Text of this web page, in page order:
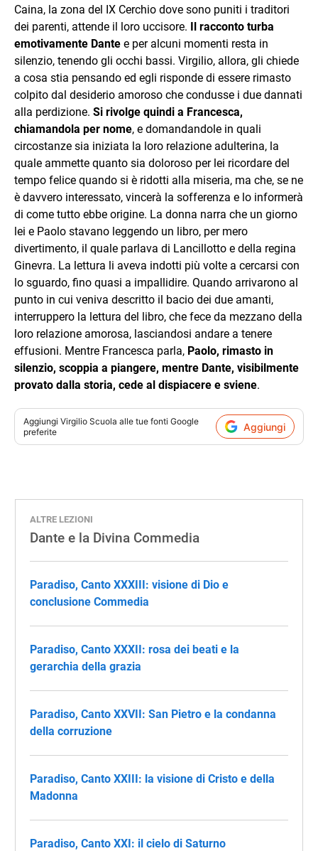
Caina, la zona del IX Cerchio dove sono puniti i traditori
dei parenti, attende il loro uccisore. Il racconto turba
emotivamente Dante e per alcuni momenti resta in
silenzio, tenendo gli occhi bassi. Virgilio, allora, gli chiede
a cosa stia pensando ed egli risponde di essere rimasto
colpito dal desiderio amoroso che condusse i due dannati
alla perdizione. Si rivolge quindi a Francesca,
chiamandola per nome, e domandandole in quali
circostanze sia iniziata la loro relazione adulterina, la
quale ammette quanto sia doloroso per lei ricordare del
tempo felice quando si è ridotti alla miseria, ma che, se ne
è davvero interessato, vincerà la sofferenza e lo informerà
di come tutto ebbe origine. La donna narra che un giorno
lei e Paolo stavano leggendo un libro, per mero
divertimento, il quale parlava di Lancillotto e della regina
Ginevra. La lettura li aveva indotti più volte a cercarsi con
lo sguardo, fino quasi a impallidire. Quando arrivarono al
punto in cui veniva descritto il bacio dei due amanti,
interruppero la lettura del libro, che fece da mezzano della
loro relazione amorosa, lasciandosi andare a tenere
effusioni. Mentre Francesca parla, Paolo, rimasto in
silenzio, scoppia a piangere, mentre Dante, visibilmente
provato dalla storia, cede al dispiacere e sviene.
Aggiungi Virgilio Scuola alle tue fonti Google
preferite
Aggiungi
ALTRE LEZIONI
Dante e la Divina Commedia
Paradiso, Canto XXXIII: visione di Dio e
conclusione Commedia
Paradiso, Canto XXXII: rosa dei beati e la
gerarchia della grazia
Paradiso, Canto XXVII: San Pietro e la condanna
della corruzione
Paradiso, Canto XXIII: la visione di Cristo e della
Madonna
Paradiso, Canto XXI: il cielo di Saturno